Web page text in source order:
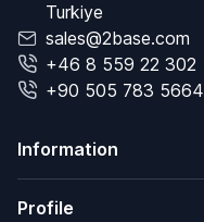
Turkiye
sales@2base.com
+46 8 559 22 302
+90 505 783 5664
Information
Profile